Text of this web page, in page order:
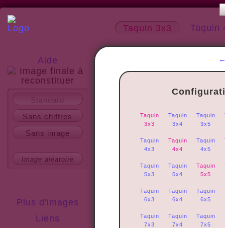
Taquin 3x3 Taquin
Aide
Plus d'images
Liens
Sans chiffres
Sans image
Image aléatoire
Taquin
3x3
Taquin
3x4
Taquin
3x5
Taquin
4x3
Taquin
4x4
Taquin
4x5
Taquin
5x3
Taquin
5x4
Taquin
5x5
Taquin
6x3
Taquin
6x4
Taquin
6x5
Taquin
7x3
Taquin
7x4
Taquin
7x5